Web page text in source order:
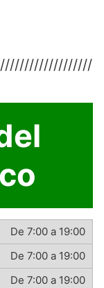
De 7:00 a 19:00
De 7:00 a 19:00
De 7:00 a 19:00